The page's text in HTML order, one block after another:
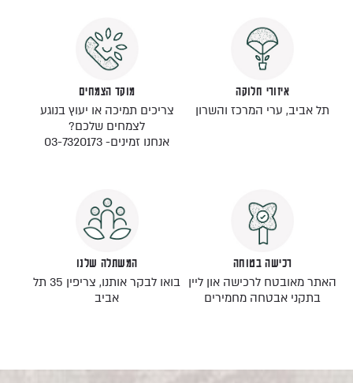
איזורי חלוקה
תל אביב, ערי המרכז והשרון
מוקד הצמחים
צריכים תמיכה או יעוץ בנוגע
לצמחים שלכם?
אנחנו זמינים- 03-7320173
רכישה בטוחה
האתר מאובטח לרכישה און ליין
בתקני אבטחה מחמירים
המשתלה שלנו
בואו לבקר אותנו, צריפין 35 תל
אביב